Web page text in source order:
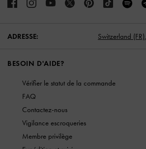
ADRESSE: Switzerland (FR),
BESOIN D'AIDE?
Vérifier le statut de la commande
FAQ
Contactez-nous
Vigilance escroqueries
Membre privilège